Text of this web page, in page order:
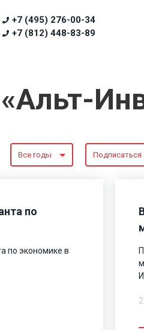
+7 (495) 276-00-34
+7 (812) 448-83-89
Все годы Подписаться
по
по экономике в